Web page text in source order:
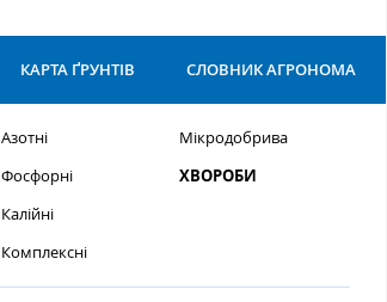
КАРТА ҐРУНТІВ СЛОВНИК АГРОНОМА
Азотні
Фосфорні
Калійні
Комплексні
Мікродобрива
ХВОРОБИ